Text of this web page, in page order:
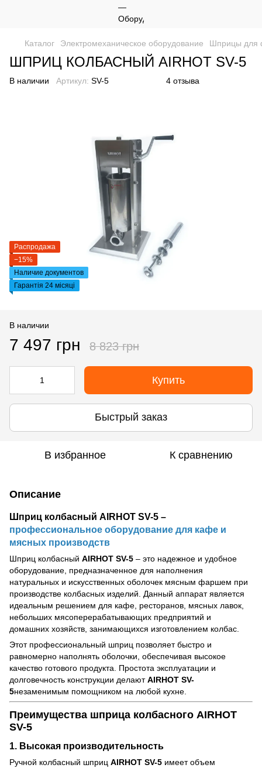
Каталог Электромеханическое оборудование Шприцы для
ШПРИЦ КОЛБАСНЫЙ AIRHOT SV-5
В наличии Артикул: SV-5 4 отзыва
Распродажа
−15%
Наличие документов
Гарантія 24 місяці
В наличии
7 497 грн 8 823 грн
Купить
Быстрый заказ
В избранное К сравнению
Описание
Шприц колбасный AIRHOT SV-5 –
профессиональное оборудование для кафе и
мясных производств
Шприц колбасный AIRHOT SV-5 – это надежное и удобное
оборудование, предназначенное для наполнения
натуральных и искусственных оболочек мясным фаршем при
производстве колбасных изделий. Данный аппарат является
идеальным решением для кафе, ресторанов, мясных лавок,
небольших мясоперерабатывающих предприятий и
домашних хозяйств, занимающихся изготовлением колбас.
Этот профессиональный шприц позволяет быстро и
равномерно наполнять оболочки, обеспечивая высокое
качество готового продукта. Простота эксплуатации и
долговечность конструкции делаютAIRHOT SV-
5незаменимым помощником на любой кухне.
Преимущества шприца колбасного AIRHOT
SV-5
1. Высокая производительность
Ручной колбасный шприц AIRHOT SV-5 имеет объем